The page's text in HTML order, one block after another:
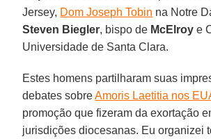
Jersey, Dom Joseph Tobin na Notre
Steven Biegler, bispo de McElroy e
Universidade de Santa Clara.
Estes homens partilharam suas
debates sobreAmoris Laetitia nos
promoção que fizeram da exortação
jurisdições diocesanas. Eu organizei